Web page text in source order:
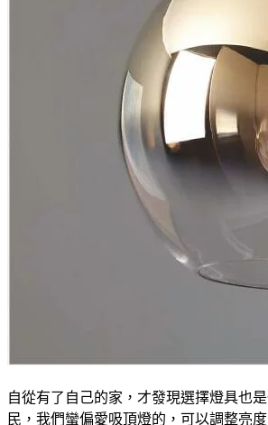
自從有了自己的家，才發現選擇燈具也
民，我們蠻偏愛吸頂燈的，可以調整亮